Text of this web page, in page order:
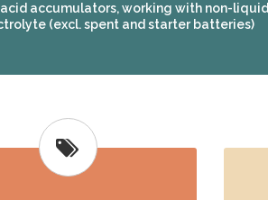
accumulators, working with non-liquid
(excl. spent and starter batteries)